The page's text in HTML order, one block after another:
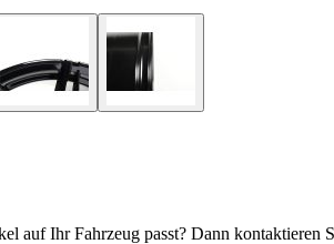
auf Ihr Fahrzeug passt? Dann kontaktieren